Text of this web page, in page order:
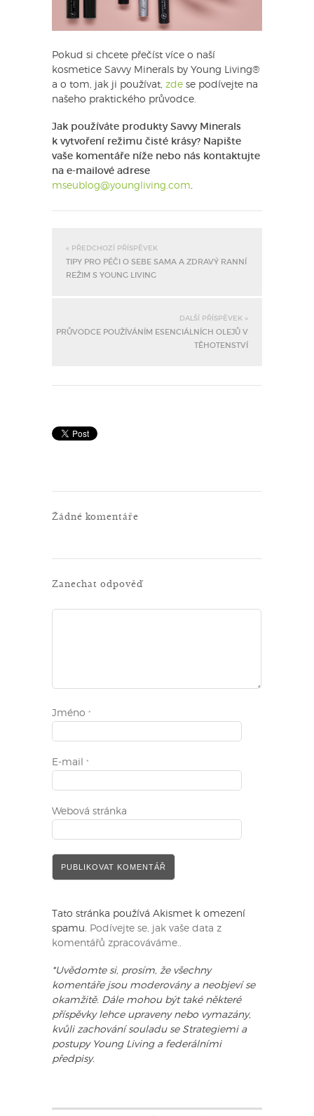
Pokud si chcete přečíst více o naší
kosmetice Savvy Minerals by Young Living®
a o tom, jak ji používat, zde se podívejte na
našeho praktického průvodce.
Jak používáte produkty Savvy Minerals
k vytvoření režimu čisté krásy? Napište
vaše komentáře níže nebo nás kontaktujte
na e-mailové adrese
mseublog@youngliving.com.
« PŘEDCHOZÍ PŘÍSPĚVEK
TIPY PRO PÉČI O SEBE SAMA A ZDRAVÝ RANNÍ
REŽIM S YOUNG LIVING
DALŠÍ PŘÍSPĚVEK »
PRŮVODCE POUŽÍVÁNÍM ESENCIÁLNÍCH OLEJŮ V
TĚHOTENSTVÍ
Žádné komentáře
Zanechat odpověď
Jméno *
E-mail *
Webová stránka
Tato stránka používá Akismet k omezení
spamu. Podívejte se, jak vaše data z
komentářů zpracováváme..
*Uvědomte si, prosím, že všechny
komentáře jsou moderovány a neobjeví se
okamžitě. Dále mohou být také některé
příspěvky lehce upraveny nebo vymazány,
kvůli zachování souladu se Strategiemi a
postupy Young Living a federálními
předpisy.